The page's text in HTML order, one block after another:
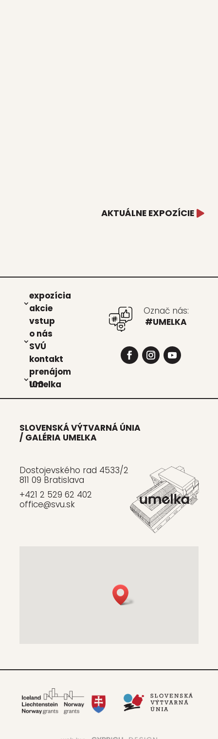
AKTUÁLNE EXPOZÍCIE
expo­zí­cia
akcie
vstup
o nás
SVÚ
kon­takt
pre­ná­jom
Umel­ka 100
Označ nás:
#UMELKA
SLOVENSKÁ VÝTVARNÁ ÚNIA
/ GALÉRIA UMELKA
Dostojevského rad 4533/2
811 09 Bratislava
+421 2 529 62 402
office@svu.sk